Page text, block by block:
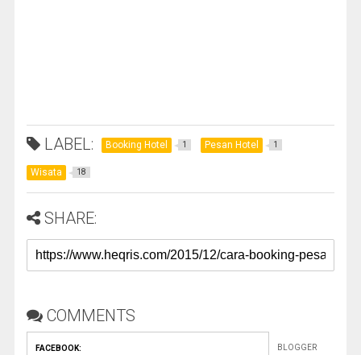
LABEL: Booking Hotel 1 Pesan Hotel 1
Wisata 18
SHARE:
COMMENTS
FACEBOOK: BLOGGER